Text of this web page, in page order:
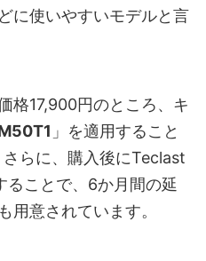
に使いやすいモデルと言
格17,900円のところ、キ
」を適用すること
らに、購入後にTeclast
ることで、6か月間の延
用意されています。